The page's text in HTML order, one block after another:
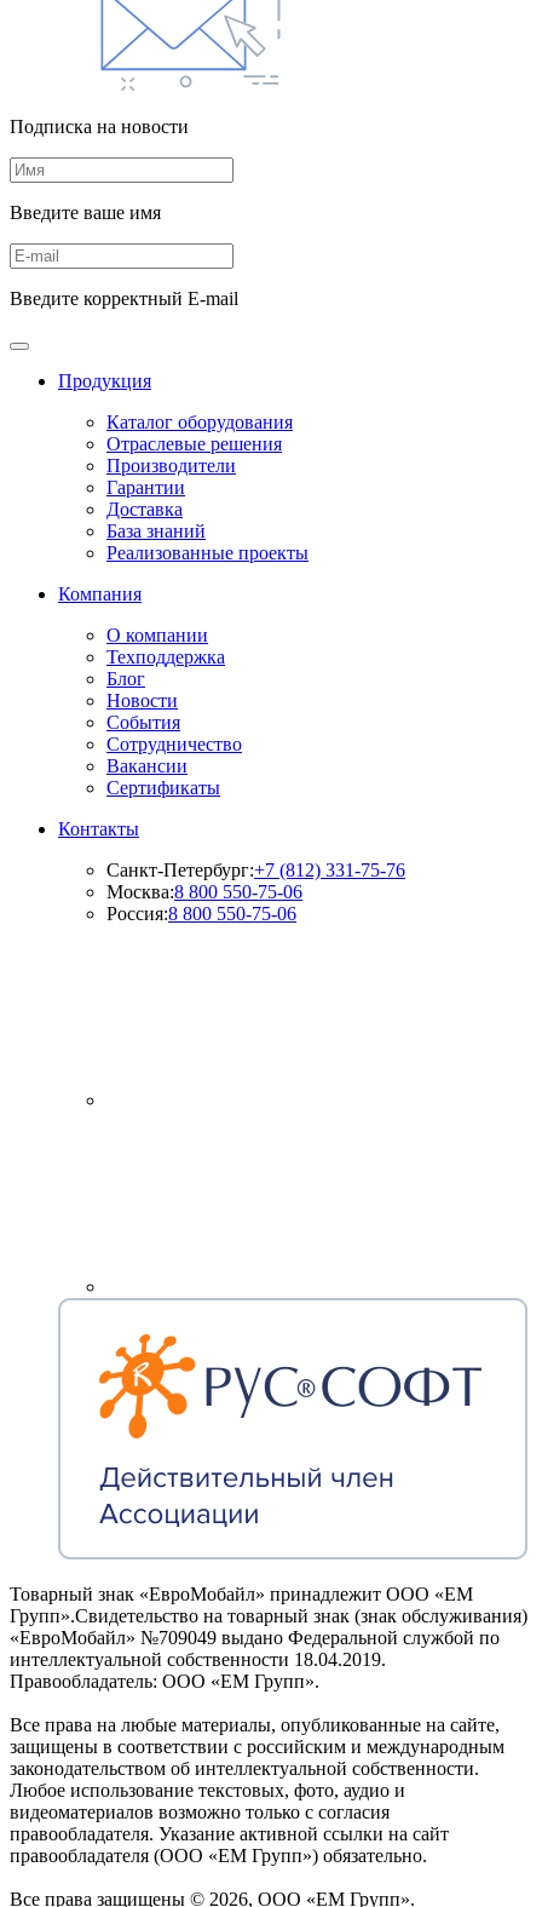
Подписка на новости
Введите ваше имя
Введите корректный E-mail
Продукция
Каталог оборудования
Отраслевые решения
Производители
Гарантии
Доставка
База знаний
Реализованные проекты
Компания
О компании
Техподдержка
Блог
Новости
События
Сотрудничество
Вакансии
Сертификаты
Контакты
Санкт-Петербург:+7 (812) 331-75-76
Москва:8 800 550-75-06
Россия:8 800 550-75-06
Товарный знак «ЕвроМобайл» принадлежит ООО «ЕМ
Групп».Свидетельство на товарный знак (знак обслуживания)
«ЕвроМобайл» №709049 выдано Федеральной службой по
интеллектуальной собственности 18.04.2019.
Правообладатель: ООО «ЕМ Групп».
Все права на любые материалы, опубликованные на сайте,
защищены в соответствии с российским и международным
законодательством об интеллектуальной собственности.
Любое использование текстовых, фото, аудио и
видеоматериалов возможно только с согласия
правообладателя. Указание активной ссылки на сайт
правообладателя (ООО «ЕМ Групп») обязательно.
Все права защищены © 2026, ООО «ЕМ Групп».